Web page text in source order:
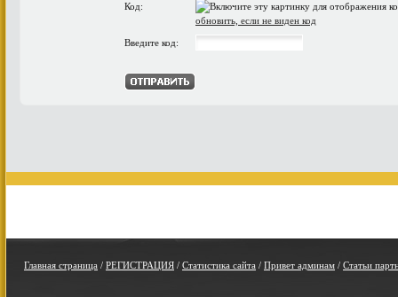
Код:
обновить, если не виден код
Введите код:
Главная страница / РЕГИСТРАЦИЯ / Статистика сайта / Привет админам / Статьи